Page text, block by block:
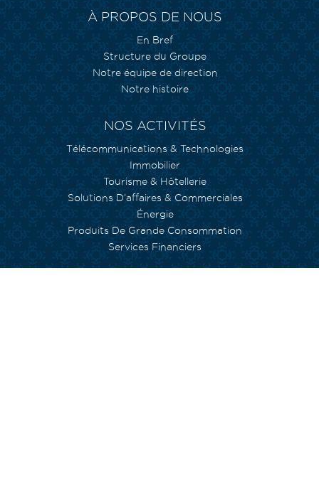
À PROPOS DE NOUS
En Bref
Structure du Groupe
Notre équipe de direction
Notre histoire
NOS ACTIVITÉS
Télécommunications & Technologies
Immobilier
Tourisme & Hôtellerie
Solutions D’affaires & Commerciales
Énergie
Produits De Grande Consommation
Services Financiers